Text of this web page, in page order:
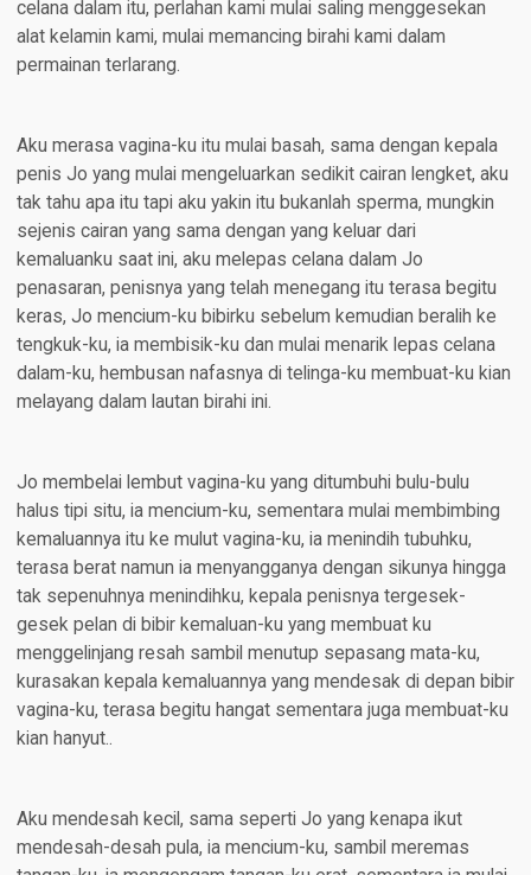
celana dalam itu, perlahan kami mulai saling menggesekan
alat kelamin kami, mulai memancing birahi kami dalam
permainan terlarang.
Aku merasa vagina-ku itu mulai basah, sama dengan kepala
penis Jo yang mulai mengeluarkan sedikit cairan lengket, aku
tak tahu apa itu tapi aku yakin itu bukanlah sperma, mungkin
sejenis cairan yang sama dengan yang keluar dari
kemaluanku saat ini, aku melepas celana dalam Jo
penasaran, penisnya yang telah menegang itu terasa begitu
keras, Jo mencium-ku bibirku sebelum kemudian beralih ke
tengkuk-ku, ia membisik-ku dan mulai menarik lepas celana
dalam-ku, hembusan nafasnya di telinga-ku membuat-ku kian
melayang dalam lautan birahi ini.
Jo membelai lembut vagina-ku yang ditumbuhi bulu-bulu
halus tipi situ, ia mencium-ku, sementara mulai membimbing
kemaluannya itu ke mulut vagina-ku, ia menindih tubuhku,
terasa berat namun ia menyangganya dengan sikunya hingga
tak sepenuhnya menindihku, kepala penisnya tergesek-
gesek pelan di bibir kemaluan-ku yang membuat ku
menggelinjang resah sambil menutup sepasang mata-ku,
kurasakan kepala kemaluannya yang mendesak di depan bibir
vagina-ku, terasa begitu hangat sementara juga membuat-ku
kian hanyut..
Aku mendesah kecil, sama seperti Jo yang kenapa ikut
mendesah-desah pula, ia mencium-ku, sambil meremas